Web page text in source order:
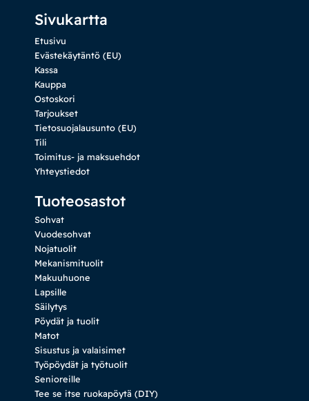
Sivukartta
Etusivu
Evästekäytäntö (EU)
Kassa
Kauppa
Ostoskori
Tarjoukset
Tietosuojalausunto (EU)
Tili
Toimitus- ja maksuehdot
Yhteystiedot
Tuoteosastot
Sohvat
Vuodesohvat
Nojatuolit
Mekanismituolit
Makuuhuone
Lapsille
Säilytys
Pöydät ja tuolit
Matot
Sisustus ja valaisimet
Työpöydät ja työtuolit
Senioreille
Tee se itse ruokapöytä (DIY)